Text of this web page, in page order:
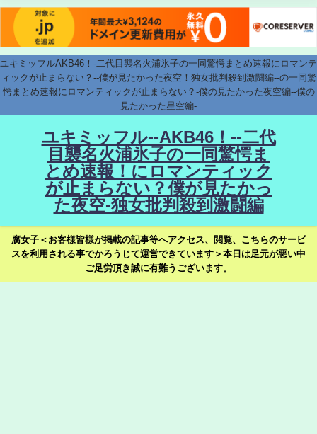
ユキミッフルAKB46！-二代目襲名火浦氷子の一同驚愕まとめ速報にロマンテ
ィックが止まらない？--僕が見たかった夜空！独女批判殺到激闘編--の一同驚
愕まとめ速報にロマンティックが止まらない？-僕の見たかった夜空編--僕の
見たかった星空編-
ユキミッフル--AKB46！--二代
目襲名火浦氷子の一同驚愕ま
とめ速報！にロマンティック
が止まらない？僕が見たかっ
た夜空-独女批判殺到激闘編
腐女子＜お客様皆様が掲載の記事等へアクセス、閲覧、こちらのサービ
スを利用される事でかろうじて運営できています＞本日は足元が悪い中
ご足労頂き誠に有難うございます。